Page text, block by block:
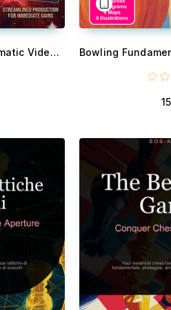
Instant Profit With AI Cinematic Video and Reels Creation